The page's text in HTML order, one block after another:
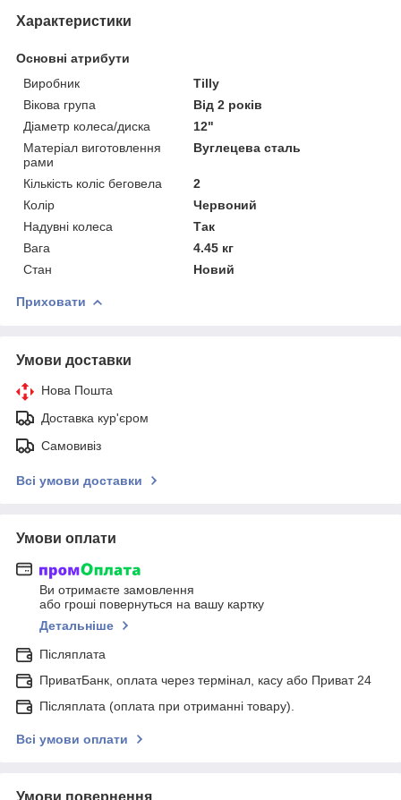
Характеристики
Основні атрибути
Виробник
Tilly
Вікова група
Від 2 років
Діаметр колеса/диска
12"
Матеріал виготовлення
рами
Вуглецева сталь
Кількість коліс беговела
2
Колір
Червоний
Надувні колеса
Так
Вага
4.45 кг
Стан
Новий
Приховати
Умови доставки
Нова Пошта
Доставка кур'єром
Самовивіз
Всі умови доставки
Умови оплати
Ви отримаєте замовлення
або гроші повернуться на вашу картку
Детальніше
Післяплата
ПриватБанк, оплата через термінал, касу або Приват 24
Післяплата (оплата при отриманні товару).
Всі умови оплати